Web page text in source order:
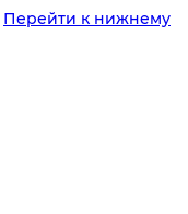
Перейти к нижнему